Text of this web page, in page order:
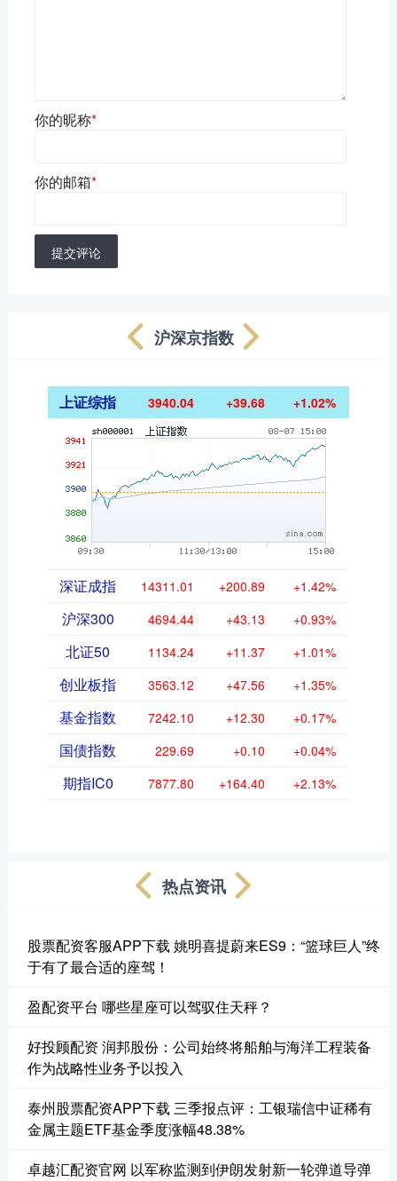
你的昵称*
你的邮箱*
提交评论
沪深京指数
上证综指 3940.04 +39.68 +1.02%
深证成指 14311.01 +200.89 +1.42%
沪深300 4694.44 +43.13 +0.93%
北证50 1134.24 +11.37 +1.01%
创业板指 3563.12 +47.56 +1.35%
基金指数 7242.10 +12.30 +0.17%
国债指数 229.69 +0.10 +0.04%
期指IC0 7877.80 +164.40 +2.13%
热点资讯
股票配资客服APP下载 姚明喜提蔚来ES9：“篮球巨人”终
于有了最合适的座驾！
盈配资平台 哪些星座可以驾驭住天秤？
好投顾配资 润邦股份：公司始终将船舶与海洋工程装备
作为战略性业务予以投入
泰州股票配资APP下载 三季报点评：工银瑞信中证稀有
金属主题ETF基金季度涨幅48.38%
卓越汇配资官网 以军称监测到伊朗发射新一轮弹道导弹